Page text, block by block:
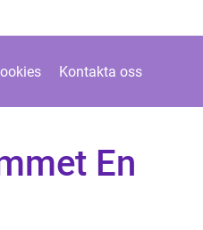
Kontakta oss
En